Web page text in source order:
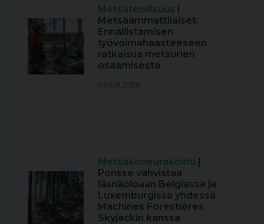
Metsäteollisuus |
Metsäammattilaiset:
Ennallistamisen
työvoimahaasteeseen
ratkaisua metsurien
osaamisesta
06.08.2026
Metsäkoneurakointi |
Ponsse vahvistaa
läsnäoloaan Belgiassa ja
Luxemburgissa yhdessä
Machines Forestières
Skyjackin kanssa